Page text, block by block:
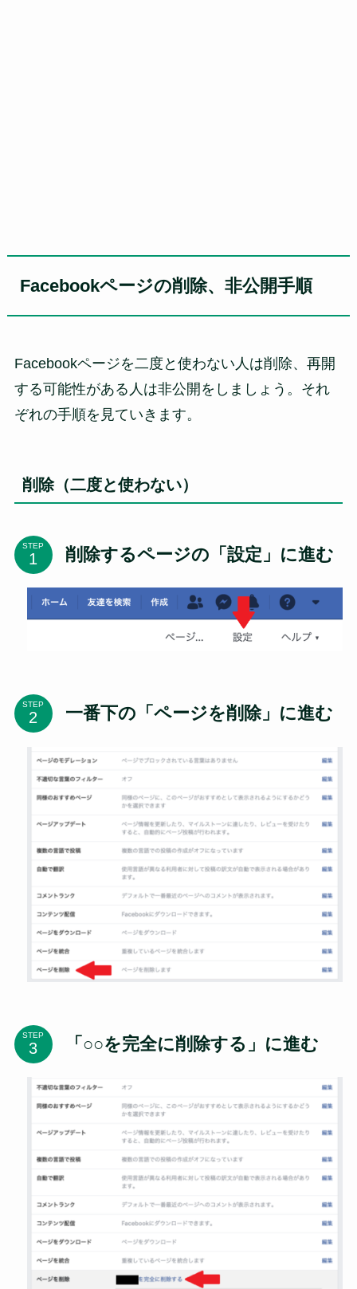
Facebookページの削除、非公開手順
Facebookページを二度と使わない人は削除、再開
する可能性がある人は非公開をしましょう。それ
ぞれの手順を見ていきます。
削除（二度と使わない）
STEP 削除するページの「設定」に進む
STEP 一番下の「ページを削除」に進む
STEP 「○○を完全に削除する」に進む